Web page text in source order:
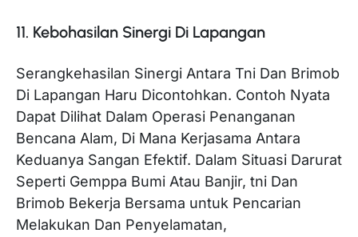
11. Kebohasilan Sinergi Di Lapangan
Serangkehasilan Sinergi Antara Tni Dan Brimob
Di Lapangan Haru Dicontohkan. Contoh Nyata
Dapat Dilihat Dalam Operasi Penanganan
Bencana Alam, Di Mana Kerjasama Antara
Keduanya Sangan Efektif. Dalam Situasi Darurat
Seperti Gemppa Bumi Atau Banjir, tni Dan
Brimob Bekerja Bersama untuk Pencarian
Melakukan Dan Penyelamatan,